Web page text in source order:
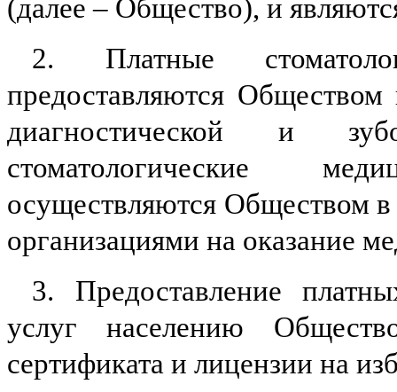
(далее – Общество), и
2. Платные
предоставляются
диагностической и
стоматологические
осуществляются Обществом
организациями на оказание
3. Предоставление
услуг населению
сертификата и лицензии на